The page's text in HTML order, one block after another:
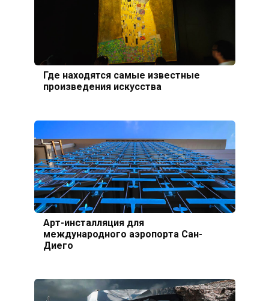
Где находятся самые известные
произведения искусства
Арт-инсталляция для
международного аэропорта Сан-
Диего